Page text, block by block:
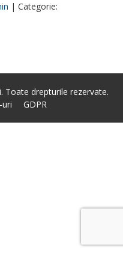
| Categorie:
Toate drepturile rezervate.
GDPR